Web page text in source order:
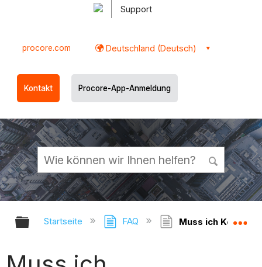
Support
procore.com Deutschland (Deutsch)
Kontakt Procore-App-Anmeldung
Globale Hierarchie auf- und
Startseite FAQ Muss ich